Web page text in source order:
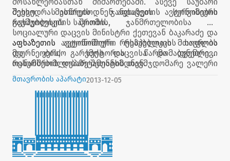
შეეხო მათთვის ჯანდაცვის სერვისების
გაუმჯობესების საკითხს.
შეხვედრას ესწრებოდნენაფხაზეთის ავტონომიური
რესპუბლიკის
შრომის, ჯანმრთელობისა
და
სოციალური დაცვის მინისტრი ქეთევან ბაკარაძე და
აფხაზეთის
ავტონომიური რესპუბლიკის
სოფლის
მეურნეობის, გარემოს დაცვისა და
ბუნებრივი
რესურსების დეპარტამენტის თავმჯდომარე ვალერი
ბასარია
აფხაზეთის ავტონომიური რესპუბლიკისმთავრობა
და კერძო სექტორის წარმომადგენლები
თანამშრომლობაზე შეთანხმდნენ.
მთავრობის აპარატი2013-12-05